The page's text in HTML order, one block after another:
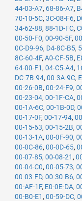
44-03-A7, 68-86-A7,
70-10-5C, 3C-08-F6,
34-62-88, 88-1D-FC,
00-50-F0, 00-90-5F,
0C-D9-96, D4-8C-B5,
8C-60-4F, A0-CF-5B,
64-00-F1 , 04-C5-A4,
DC-7B-94, 00-3A-9C,
00-26-0B, 00-24-F9,
00-23-04, 00-1F-CA,
00-1A-6C, 00-1B-0D,
00-17-0F, 00-17-94,
00-15-63, 00-15-2B,
00-13-1A, 00-0F-90,
00-0C-86, 00-0D-65,
00-07-85, 00-08-21 ,
00-04-C0, 00-05-73,
00-03-FD, 00-30-B6,
00-AF-1F, E0-0E-DA,
00-B0-E1 , 00-59-DC,